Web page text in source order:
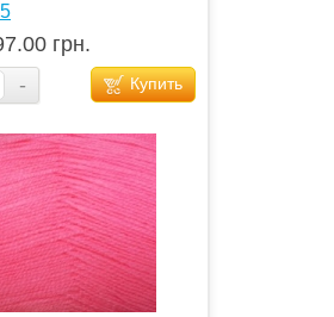
грн.
- Купить